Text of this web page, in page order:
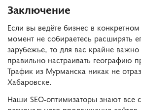
Заключение
Если вы ведёте бизнес в
момент не собираетесь расширять
зарубежье, то для вас крайне важно
правильно настраивать географию
Трафик из Мурманска никак не
Хабаровске.
Наши SEO-оптимизаторы знают все